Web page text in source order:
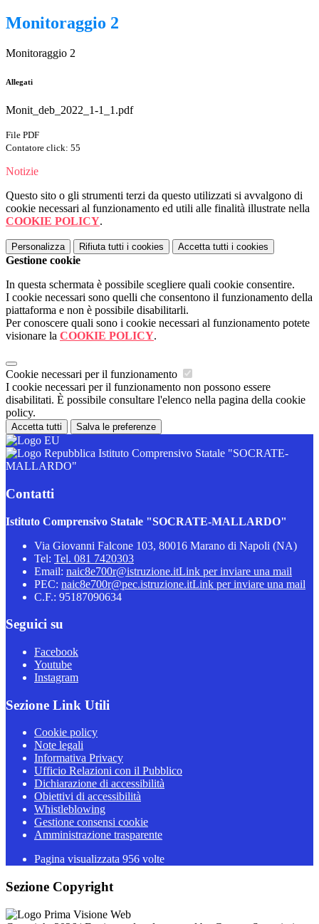
Monitoraggio 2
Monitoraggio 2
Allegati
Monit_deb_2022_1-1_1.pdf
File PDF
Contatore click: 55
Notizie
Questo sito o gli strumenti terzi da questo utilizzati si avvalgono di
cookie necessari al funzionamento ed utili alle finalità illustrate nella
COOKIE POLICY.
Personalizza Rifiuta tutti i cookies Accetta tutti i cookies
Gestione cookie
In questa schermata è possibile scegliere quali cookie consentire.
I cookie necessari sono quelli che consentono il funzionamento della
piattaforma e non è possibile disabilitarli.
Per conoscere quali sono i cookie necessari al funzionamento potete
visionare la COOKIE POLICY.
Cookie necessari per il funzionamento
I cookie necessari per il funzionamento non possono essere
disabilitati. È possibile consultare l'elenco nella pagina della cookie
policy.
Accetta tutti Salva le preferenze
Istituto Comprensivo Statale "SOCRATE-
MALLARDO"
Contatti
Istituto Comprensivo Statale "SOCRATE-MALLARDO"
Via Giovanni Falcone 103, 80016 Marano di Napoli (NA)
Tel: Tel. 081 7420303
Email: naic8e700r@istruzione.itLink per inviare una mail
PEC: naic8e700r@pec.istruzione.itLink per inviare una mail
C.F.: 95187090634
Seguici su
Facebook
Youtube
Instagram
Sezione Link Utili
Cookie policy
Note legali
Informativa Privacy
Ufficio Relazioni con il Pubblico
Dichiarazione di accessibilità
Obiettivi di accessibilità
Whistleblowing
Gestione consensi cookie
Amministrazione trasparente
Pagina visualizzata 956 volte
Sezione Copyright